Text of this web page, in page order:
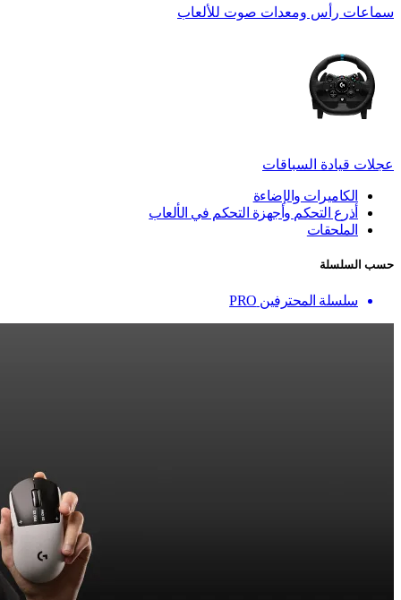
سماعات رأس ومعدات صوت للألعاب
عجلات قيادة السباقات
الكاميرات والإضاءة
أذرع التحكم وأجهزة التحكم في الألعاب
الملحقات
حسب السلسلة
سلسلة المحترفين PRO